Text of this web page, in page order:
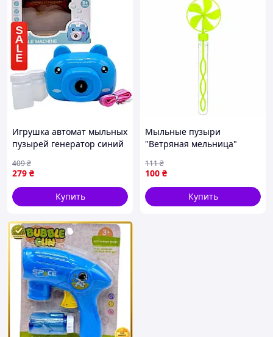
Игрушка автомат мыльных
пузырей генератор синий
автоматический
пузырилка детский подаро
279 ₴
409₴
Купить
Мыльные пузыри
"Ветряная мельница"
Зеленый
100 ₴
111₴
Купить